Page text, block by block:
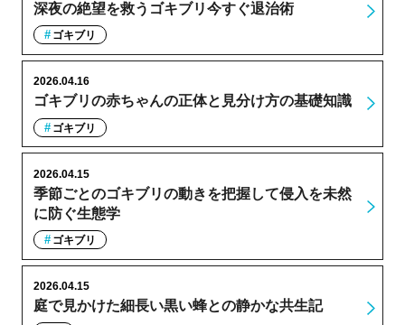
深夜の絶望を救うゴキブリ今すぐ退治術
ゴキブリ
ゴキブリの赤ちゃんの正体と見分け方の基礎知識
2026.04.16
ゴキブリ
季節ごとのゴキブリの動きを把握して侵入を未然
に防ぐ生態学
2026.04.15
ゴキブリ
庭で見かけた細長い黒い蜂との静かな共生記
2026.04.15